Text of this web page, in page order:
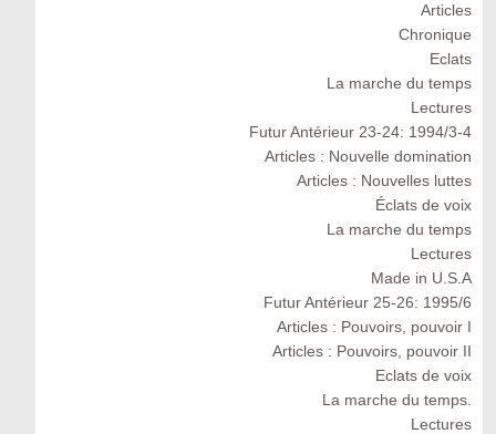
Articles
Chronique
Eclats
La marche du temps
Lectures
Futur Antérieur 23-24: 1994/3-4
Articles : Nouvelle domination
Articles : Nouvelles luttes
Éclats de voix
La marche du temps
Lectures
Made in U.S.A
Futur Antérieur 25-26: 1995/6
Articles : Pouvoirs, pouvoir I
Articles : Pouvoirs, pouvoir II
Eclats de voix
La marche du temps.
Lectures